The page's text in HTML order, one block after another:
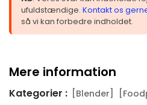
ufuldstændige. Kontakt os
så vi kan forbedre indholdet.
Mere information
Kategorier : [Blender]